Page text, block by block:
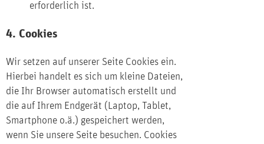
erforderlich ist.
4. Cookies
Wir setzen auf unserer Seite Cookies ein.
Hierbei handelt es sich um kleine Dateien,
die Ihr Browser automatisch erstellt und
die auf Ihrem Endgerät (Laptop, Tablet,
Smartphone o.ä.) gespeichert werden,
wenn Sie unsere Seite besuchen. Cookies